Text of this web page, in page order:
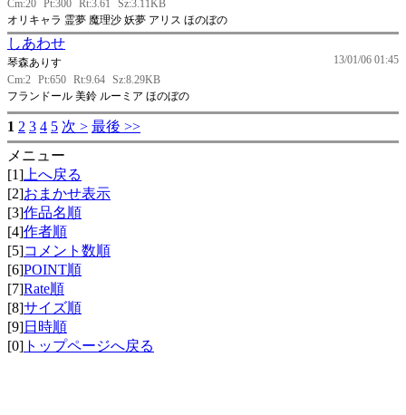
Cm:20 Pt:300 Rt:3.61
Sz:3.11KB
オリキャラ 霊夢 魔理沙 妖夢 アリス ほのぼの
しあわせ
13/01/06 01:45
琴森ありす
Cm:2 Pt:650 Rt:9.64 Sz:8.29KB
フランドール 美鈴 ルーミア ほのぼの
1 2 3 4 5 次 > 最後 >>
メニュー
[1] 上へ戻る
[2]おまかせ表示
[3]作品名順
[4]作者順
[5]コメント数順
[6]POINT順
[7]Rate順
[8]サイズ順
[9]日時順
[0] トップページへ戻る